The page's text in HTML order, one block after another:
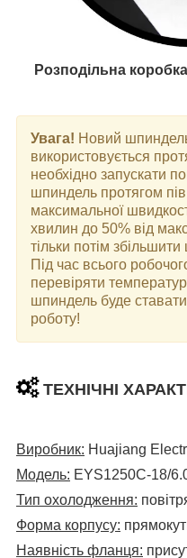
Розподільна коробка
Увага! Новий
використовується
необхідно запускати
шпиндель протягом
максимальної
хвилин до 50% від
тільки потім
Під час всього
перевіряти
шпиндель буде
роботу!
ТЕХНІЧНІ
Виробник: Huajiang
Модель: EYS1250C-18/
Тип охолодження:
Форма корпусу:
Наявність фланця: